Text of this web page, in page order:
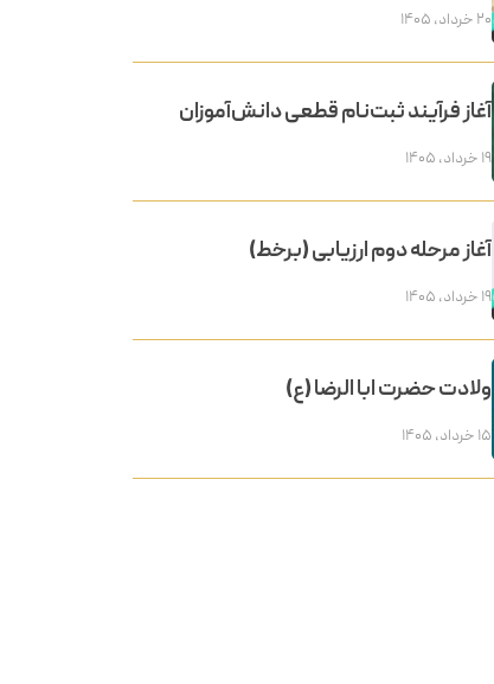
۲۰ خرداد, ۱۴۰۵
آغاز فرآیند ثبت‌نام قطعی دانش‌آموزان
۱۹ خرداد, ۱۴۰۵
آغاز مرحله دوم ارزیابی (برخط)
۱۹ خرداد, ۱۴۰۵
ولادت حضرت ابا الرضا (ع)
۱۵ خرداد, ۱۴۰۵